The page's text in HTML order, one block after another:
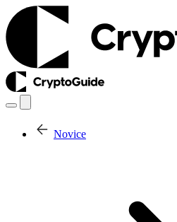
Novice